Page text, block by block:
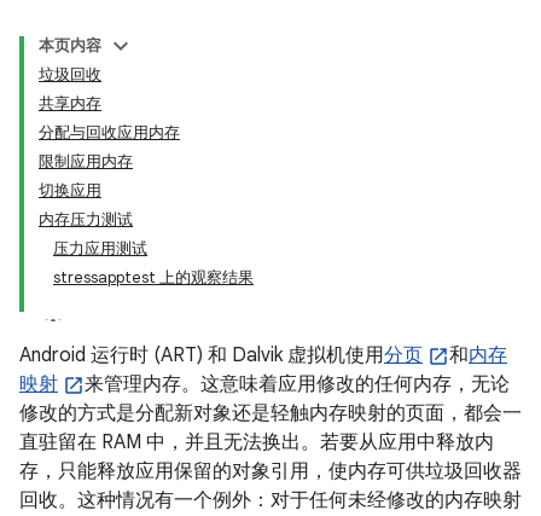
本页内容
垃圾回收
共享内存
分配与回收应用内存
限制应用内存
切换应用
内存压力测试
压力应用测试
stressapptest 上的观察结果
Android 运行时 (ART) 和 Dalvik 虚拟机使用分页 和内存
映射
来管理内存。这意味着应用修改的任何内存，无论
修改的方式是分配新对象还是轻触内存映射的页面，都会一
直驻留在 RAM 中，并且无法换出。若要从应用中释放内
存，只能释放应用保留的对象引用，使内存可供垃圾回收器
回收。这种情况有一个例外：对于任何未经修改的内存映射